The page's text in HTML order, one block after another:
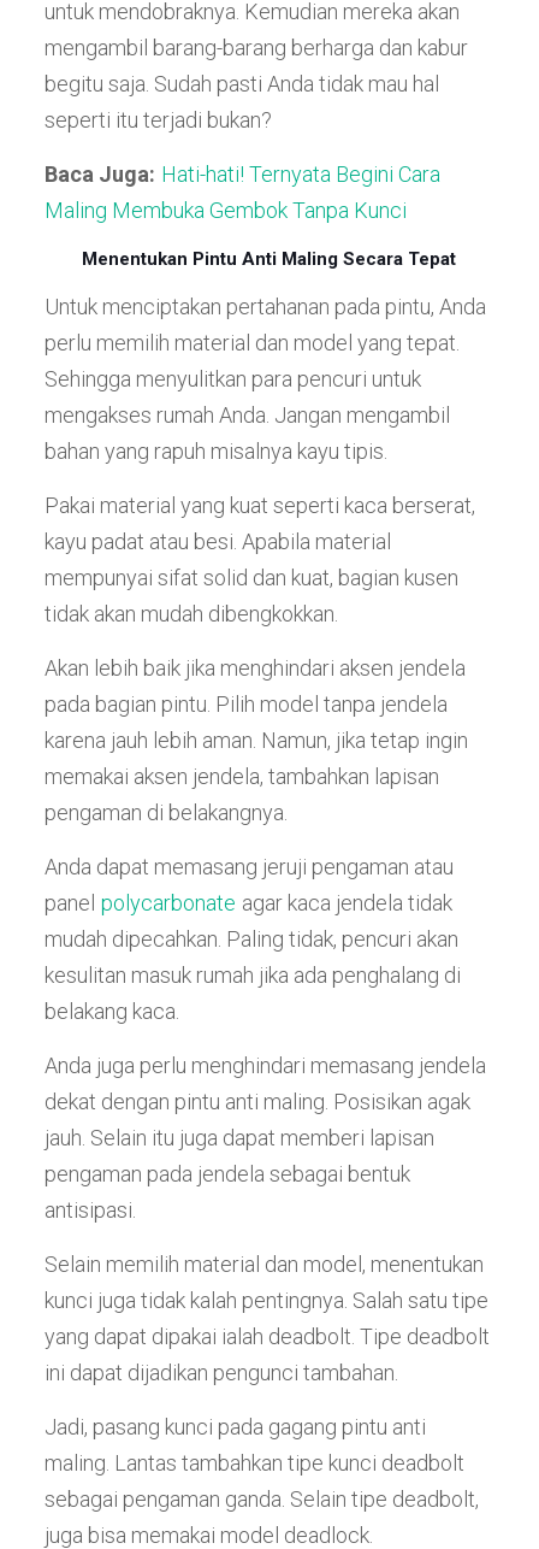
untuk mendobraknya. Kemudian mereka akan
mengambil barang-barang berharga dan kabur
begitu saja. Sudah pasti Anda tidak mau hal
seperti itu terjadi bukan?
Baca Juga: Hati-hati! Ternyata Begini Cara
Maling Membuka Gembok Tanpa Kunci
Menentukan Pintu Anti Maling Secara Tepat
Untuk menciptakan pertahanan pada pintu, Anda
perlu memilih material dan model yang tepat.
Sehingga menyulitkan para pencuri untuk
mengakses rumah Anda. Jangan mengambil
bahan yang rapuh misalnya kayu tipis.
Pakai material yang kuat seperti kaca berserat,
kayu padat atau besi. Apabila material
mempunyai sifat solid dan kuat, bagian kusen
tidak akan mudah dibengkokkan.
Akan lebih baik jika menghindari aksen jendela
pada bagian pintu. Pilih model tanpa jendela
karena jauh lebih aman. Namun, jika tetap ingin
memakai aksen jendela, tambahkan lapisan
pengaman di belakangnya.
Anda dapat memasang jeruji pengaman atau
panel polycarbonate agar kaca jendela tidak
mudah dipecahkan. Paling tidak, pencuri akan
kesulitan masuk rumah jika ada penghalang di
belakang kaca.
Anda juga perlu menghindari memasang jendela
dekat dengan pintu anti maling. Posisikan agak
jauh. Selain itu juga dapat memberi lapisan
pengaman pada jendela sebagai bentuk
antisipasi.
Selain memilih material dan model, menentukan
kunci juga tidak kalah pentingnya. Salah satu tipe
yang dapat dipakai ialah deadbolt. Tipe deadbolt
ini dapat dijadikan pengunci tambahan.
Jadi, pasang kunci pada gagang pintu anti
maling. Lantas tambahkan tipe kunci deadbolt
sebagai pengaman ganda. Selain tipe deadbolt,
juga bisa memakai model deadlock.